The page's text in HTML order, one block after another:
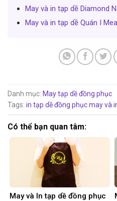
May và in tạp dề Diamond
May và in tạp dề Quán I
Danh mục: May tạp dề đồng phục
Tags: in tạp dề đồng phụcmay và
Có thể bạn quan tâm:
May và In tạp dề đồng phục